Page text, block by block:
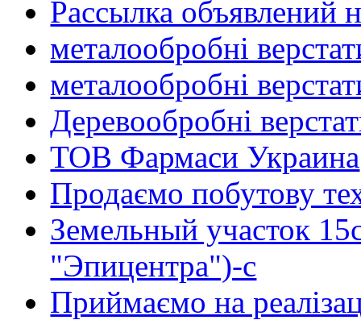
Рассылка объявлений
металообробні
металообробні
Деревообробні
ТОВ Фармаси Украина
Продаємо побутову
Земельный участок
"Эпицентра")-с
Приймаємо на